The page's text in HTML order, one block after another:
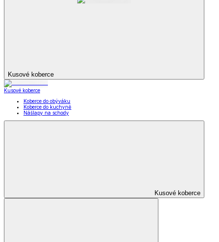
Kusové koberce
Kusové koberce
Koberce do obýváku
Koberce do kuchyně
Nášlapy na schody
Kusové koberce